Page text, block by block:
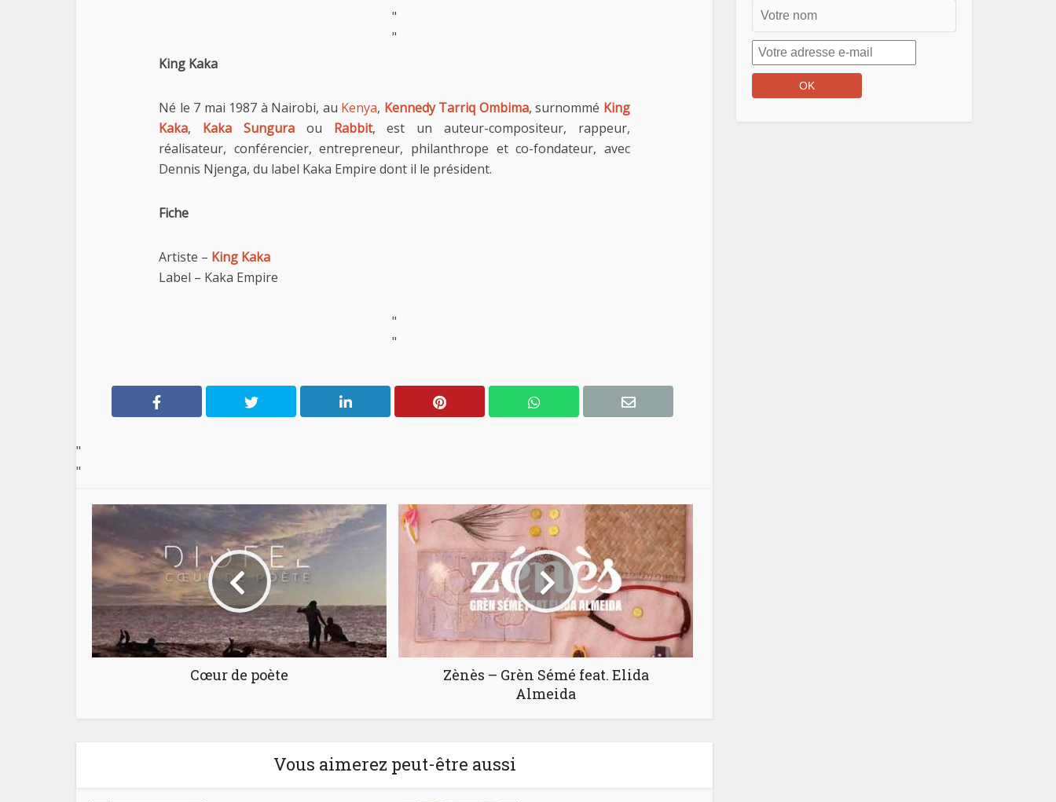
"
"
King Kaka
Né le 7 mai 1987 à Nairobi, au Kenya, Kennedy Tarriq Ombima, surnommé King
Kaka, Kaka Sunguraou Rabbit, est un auteur-compositeur, rappeur,
réalisateur, conférencier, entrepreneur, philanthrope et co-fondateur, avec
Dennis Njenga, du label Kaka Empire dont il le président.
Fiche
Artiste – King Kaka
Label – Kaka Empire
"
"
"
"
Cœur de poète
Zènès – Grèn Sémé feat. Elida
Almeida
Vous aimerez peut-être aussi